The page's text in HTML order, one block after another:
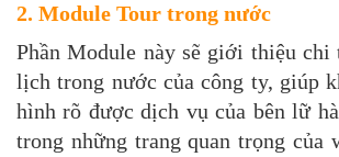
2. Module Tour trong nước
Phần Module này sẽ giới thiệu chi
lịch trong nước của công ty, giúp
hình rõ được dịch vụ của bên lữ
trong những trang quan trọng của